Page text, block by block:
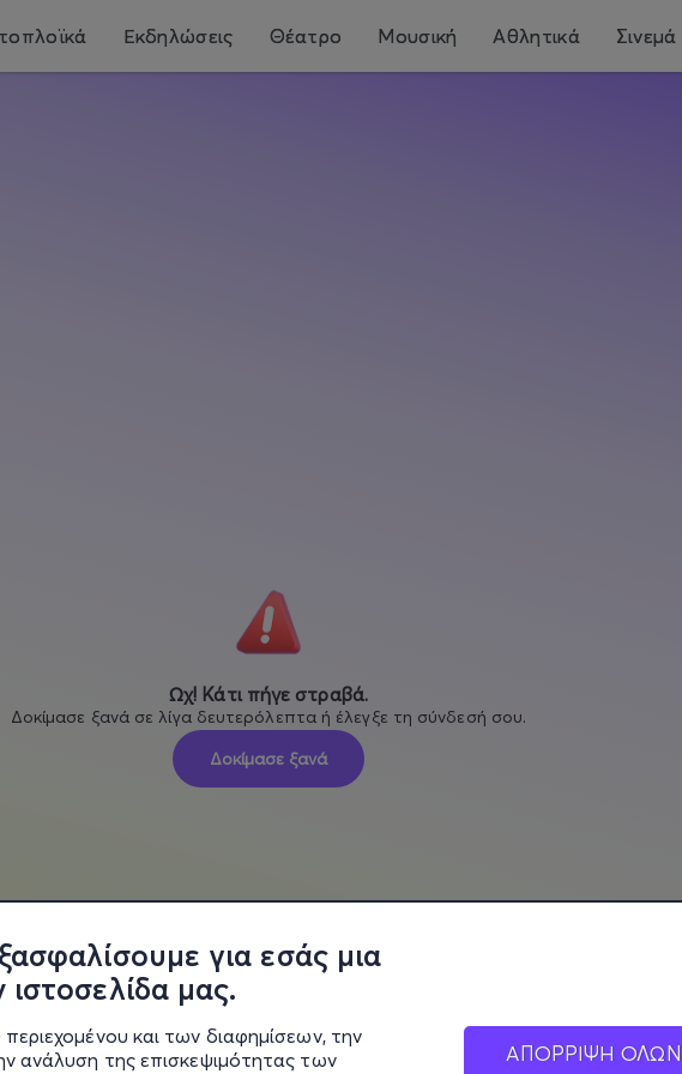
για εσάς μια
μας.
και των διαφημίσεων, την
ανάλυση της επισκεψιμότητας των
ΑΠΟΡΡΙΨΗ ΟΛΩΝ
Εκδηλώσεις Θέατρο Μουσική Αθλητικά Σινεμά
Ωχ! Κάτι πήγε στραβά.
Δοκίμασε ξανά σε λίγα δευτερόλεπτα ή έλεγξε τη σύνδεσή σου.
Δοκίμασε ξανά